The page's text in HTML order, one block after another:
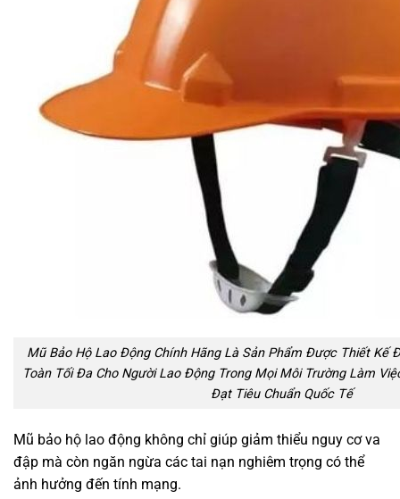
Mũ Bảo Hộ Lao Động Chính Hãng Là Sản Phẩm Được Thiết Kế
Toàn Tối Đa Cho Người Lao Động Trong Mọi Môi Trường Làm
Đạt Tiêu Chuẩn Quốc Tế
Mũ bảo hộ lao động không chỉ giúp giảm thiểu nguy cơ va
đập mà còn ngăn ngừa các tai nạn nghiêm trọng có thể
ảnh hưởng đến tính mạng.